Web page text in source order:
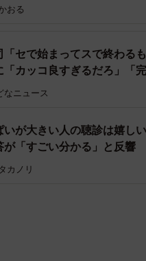
おる
「セで始まってスで終わ
「カッコ良すぎるだろ」「完
なニュース
いが大きい人の聴診は嬉し
が「すごい分かる」と反響
カノリ